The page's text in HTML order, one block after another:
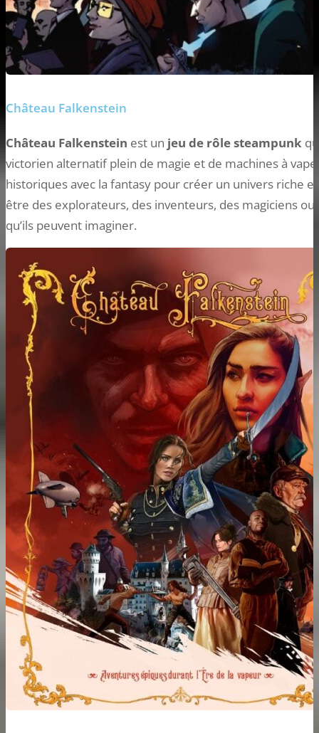
Château Falkenstein
Château Falkenstein est un jeu de rôle steampunk
victorien alternatif plein de magie et de machines à
historiques avec la fantasy pour créer un univers riche
être des explorateurs, des inventeurs, des magiciens
qu’ils peuvent imaginer.